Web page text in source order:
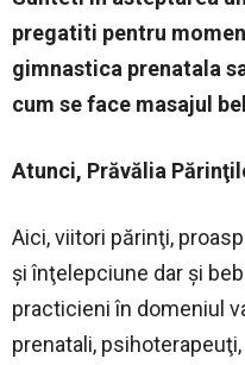
pregatiti pentru
gimnastica prenatala
cum se face masajul
Atunci, Prăvălia
Aici, viitori părinţi,
şi înţelepciune dar şi
practicieni în domeniul
prenatali,